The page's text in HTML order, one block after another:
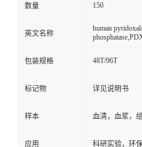
数量 150
英文名称
human
包装规格 48T/96T
标记物 详见说明书
样本 血清，血浆，
应用 科研实验，环